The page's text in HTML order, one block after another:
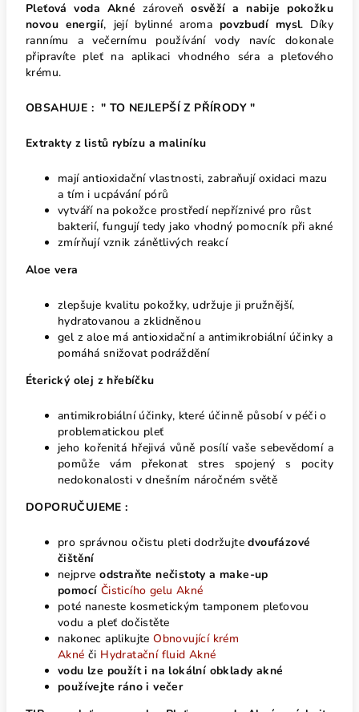
Pleťová voda Akné zároveňosvěží a nabije pokožku
novou energií, její bylinné aroma povzbudí mysl. Díky
rannímu a večernímu používání vody navíc dokonale
připravíte pleť na aplikaci vhodného séra a pleťového
krému.
OBSAHUJE : " TO NEJLEPŠÍ Z PŘÍRODY "
Extrakty z listů rybízu a maliníku
mají antioxidační vlastnosti, zabraňují oxidaci mazu
a tím i ucpávání pórů
vytváří na pokožce prostředí nepříznivé pro růst
bakterií, fungují tedy jako vhodný pomocník při akné
zmírňují vznik zánětlivých reakcí
Aloe vera
zlepšuje kvalitu pokožky, udržuje ji pružnější,
hydratovanou a zklidněnou
gel z aloe má antioxidační a antimikrobiální účinky a
pomáhá snižovat podráždění
Éterický olej z hřebíčku
antimikrobiální účinky, které účinně působí v péči o
problematickou pleť
jeho kořenitá hřejivá vůně posílí vaše sebevědomí a
pomůže vám překonat stres spojený s pocity
nedokonalosti v dnešním náročném světě
DOPORUČUJEME :
pro správnou očistu pleti dodržujtedvoufázové
čištění
nejprveodstraňte nečistoty a make-up
pomocí Čisticího gelu Akné
poté naneste kosmetickým tamponem pleťovou
vodu a pleť dočistěte
nakonec aplikujteObnovující krém
Akné či Hydratační fluid Akné
vodu lze použít i na lokální obklady akné
používejte ráno i večer